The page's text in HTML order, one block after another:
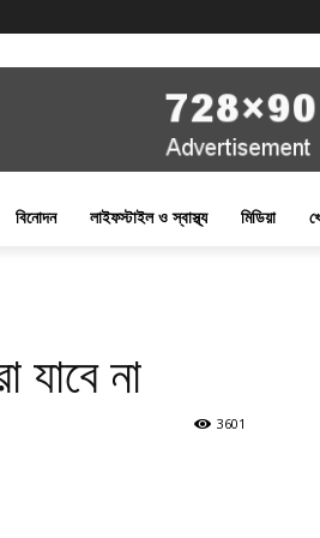
বিনোদন লাইফস্টাইল ও স্বাস্থ্য মিডিয়া
যাবে না
3601